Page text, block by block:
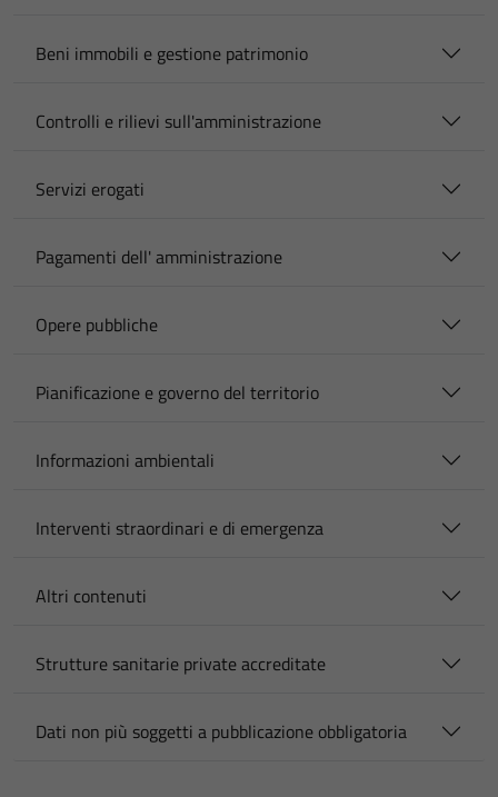
Beni immobili e gestione patrimonio
Controlli e rilievi sull'amministrazione
Servizi erogati
Pagamenti dell' amministrazione
Opere pubbliche
Pianificazione e governo del territorio
Informazioni ambientali
Interventi straordinari e di emergenza
Altri contenuti
Strutture sanitarie private accreditate
Dati non più soggetti a pubblicazione obbligatoria